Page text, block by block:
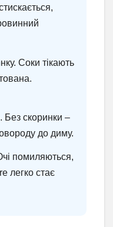
Соки тікають
Без скоринки –
до диму.
помиляються,
легко стає